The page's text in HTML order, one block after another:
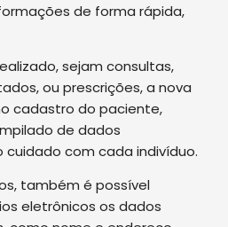
de forma rápida,
sejam consultas,
ou prescrições, a nova
cadastro do paciente,
de dados
com cada indivíduo.
também é possível
eletrônicos os dados